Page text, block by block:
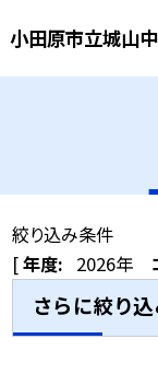
小田原市立城山
絞り込み条件
[年度: 2026年
さらに絞り